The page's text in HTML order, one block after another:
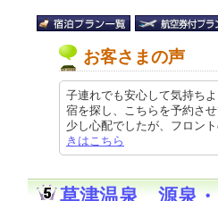
お客さまの声
子連れでも安心して気持ち
宿を探し、こちらを予約さ
少し心配でしたが、フロン
きはこちら
草津温泉 源泉